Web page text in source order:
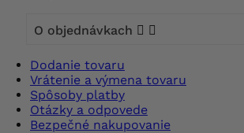
O objednávkach  
Dodanie tovaru
Vrátenie a výmena tovaru
Spôsoby platby
Otázky a odpovede
Bezpečné nakupovanie